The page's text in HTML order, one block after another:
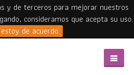
y de terceros para mejorar nuestros
consideramos que acepta su uso.
de acuerdo.